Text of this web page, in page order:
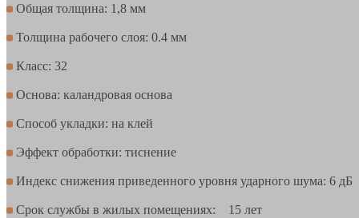
Общая толщина: 1,8 мм
Толщина рабочего слоя: 0.4 мм
Класс: 32
Основа: каландровая основа
Способ укладки: на клей
Эффект обработки: тиснение
Индекс снижения приведенного уровня ударного шума: 6 дБ
Срок службы в жилых помещениях: 15 лет